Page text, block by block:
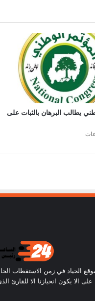
يطالب البرهان بالثبات على
أن نكون في موقع الحياد في زمن
على الا يكون انحيازنا الا للقارئ